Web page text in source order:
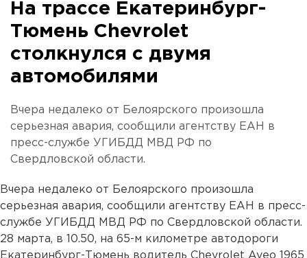
На трассе Екатеринбург-
Тюмень Сhevrolet
столкнулся с двумя
автомобилями
Вчера недалеко от Белоярского произошла
серьезная авария, сообщили агентству ЕАН в
пресс-службе УГИБДД МВД РФ по
Свердловской области.
Вчера недалеко от Белоярского произошла
серьезная авария, сообщили агентству ЕАН в пресс-
службе УГИБДД МВД РФ по Свердловской области.
28 марта, в 10.50, на 65-м километре автодороги
Екатеринбург-Тюмень водитель Сhevrolet Aveo 1965